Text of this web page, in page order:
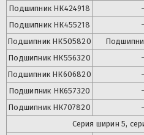
Подшипник НК424918 -
Подшипник НК455218 -
Подшипник НК505820
Подшипник НК556320 -
Подшипник НК606820 -
Подшипник НК657320 -
Подшипник НК707820 -
Серия ширин 5,